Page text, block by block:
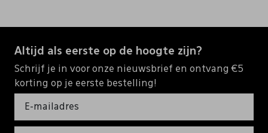
Altijd als eerste op de hoogte zijn?
Schrijf je in voor onze nieuwsbrief en ontvang €5
korting op je eerste bestelling!